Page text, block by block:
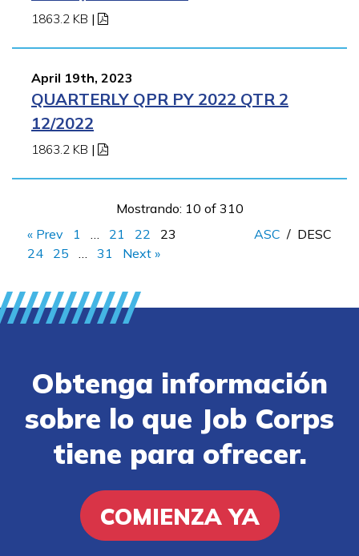
1863.2 KB |
April 19th, 2023
QUARTERLY QPR PY 2022 QTR 2
12/2022
1863.2 KB |
Mostrando: 10 of 310
« Prev
1 21 22
23
24
25 31 Next »
ASC / DESC
Obtenga información
sobre lo que Job Corps
tiene para ofrecer.
COMIENZA YA